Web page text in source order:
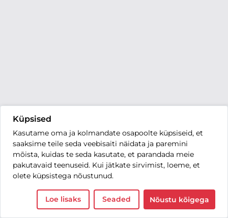
Küpsised
Kasutame oma ja kolmandate osapoolte küpsiseid, et
saaksime teile seda veebisaiti näidata ja paremini
mõista, kuidas te seda kasutate, et parandada meie
pakutavaid teenuseid. Kui jätkate sirvimist, loeme, et
olete küpsistega nõustunud.
Loe lisaks Seaded Nõustu kõigega